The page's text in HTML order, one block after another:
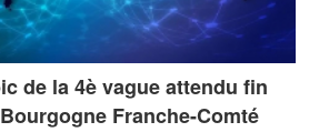
de la 4è vague attendu fin
Franche-Comté